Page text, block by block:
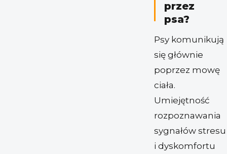
przez
psa?
Psy komunikują
się głównie
poprzez mowę
ciała.
Umiejętność
rozpoznawania
sygnałów stresu
i dyskomfortu